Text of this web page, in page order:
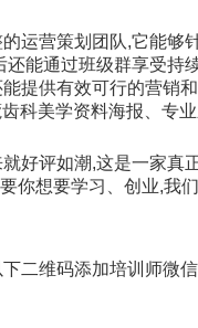
运营策划团队,它能够
能通过班级群享受持
提供有效可行的营销
科美学资料海报、专
好评如潮,这是一家真
你想要学习、创业,我
二维码添加培训师微